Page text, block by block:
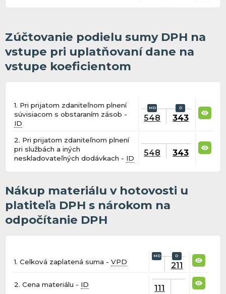
Zúčtovanie podielu sumy DPH na
vstupe pri uplatňovaní dane na
vstupe koeficientom
1. Pri prijatom zdaniteľnom plnení
súvisiacom s obstaraním zásob -
ID
548 343
2. Pri prijatom zdaniteľnom plnení
pri službách a iných
neskladovateľných dodávkach - ID
548 343
Nákup materiálu v hotovosti u
platiteľa DPH s nárokom na
odpočítanie DPH
1. Celková zaplatená suma -VPD 211
2. Cena materiálu - ID 111